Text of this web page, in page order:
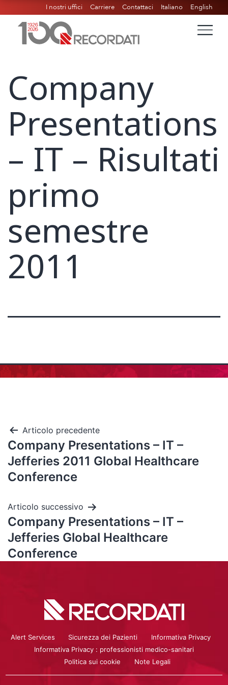
I nostri uffici Carriere Contattaci Italiano English
Company
Presentations
– IT – Risultati
primo
semestre
2011
Articolo precedente
Company Presentations – IT –
Jefferies 2011 Global Healthcare
Conference
Articolo successivo
Company Presentations – IT –
Jefferies Global Healthcare
Conference
Alert Services Sicurezza dei Pazienti
Informativa Privacy
Informativa Privacy : professionisti medico-sanitari
Politica sui cookie
Note Legali